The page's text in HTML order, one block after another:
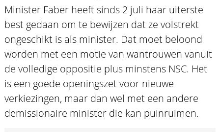
Minister Faber heeft sinds 2 juli haar uiterste
best gedaan om te bewijzen dat ze volstrekt
ongeschikt is als minister. Dat moet beloond
worden met een motie van wantrouwen vanuit
de volledige oppositie plus minstens NSC. Het
is een goede openingszet voor nieuwe
verkiezingen, maar dan wel met een andere
demissionaire minister die kan puinruimen.